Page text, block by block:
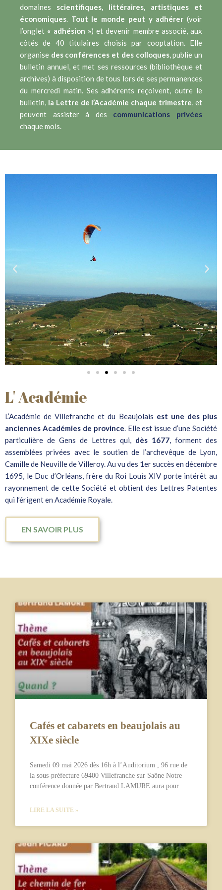
domaines scientifiques, littéraires, artistiques et
économiques. Tout le monde peut y adhérer (voir
l’onglet « adhésion ») et devenir membre associé, aux
côtés de 40 titulaires choisis par cooptation. Elle
organise des conférences et des colloques, publie un
bulletin annuel, et met ses ressources (bibliothèque et
archives) à disposition de tous lors de ses permanences
du mercredi matin. Ses adhérents reçoivent, outre le
bulletin, la Lettre de l’Académie chaque trimestre, et
peuvent assister à des communications privées
chaque mois.
L' Académie
L’Académie de Villefranche et du Beaujolais est une des plus
anciennes Académies de province. Elle est issue d’une Société
particulière de Gens de Lettres qui, dès 1677, forment des
assemblées privées avec le soutien de l’archevêque de Lyon,
Camille de Neuville de Villeroy. Au vu des 1er succès en décembre
1695, le Duc d’Orléans, frère du Roi Louis XIV porte intérêt au
rayonnement de cette Société et obtient des Lettres Patentes
qui l’érigent en Académie Royale.
EN SAVOIR PLUS
Cafés et cabarets en beaujolais au
XIXe siècle
Samedi 09 mai 2026 dès 16h à l’Auditorium , 96 rue de
la sous-préfecture 69400 Villefranche sur Saône Notre
conférence donnée par Bertrand LAMURE aura pour
LIRE LA SUITE »